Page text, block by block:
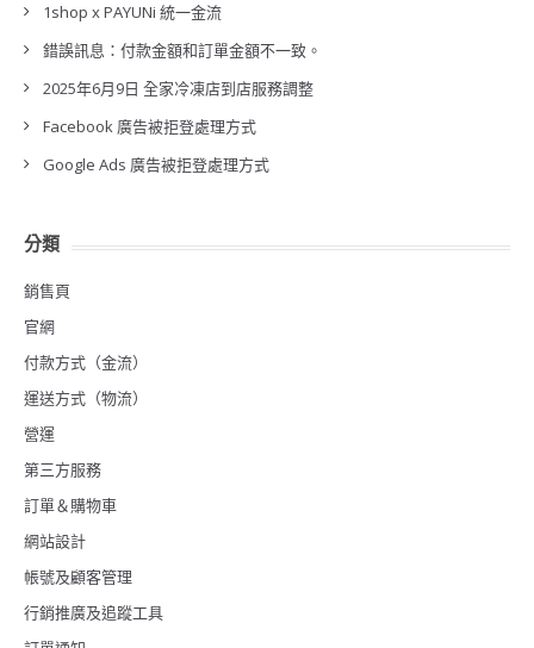
1shop x PAYUNi 統一金流
錯誤訊息：付款金額和訂單金額不一致。
2025年6月9日 全家冷凍店到店服務調整
Facebook 廣告被拒登處理方式
Google Ads 廣告被拒登處理方式
分類
銷售頁
官網
付款方式（金流）
運送方式（物流）
營運
第三方服務
訂單＆購物車
網站設計
帳號及顧客管理
行銷推廣及追蹤工具